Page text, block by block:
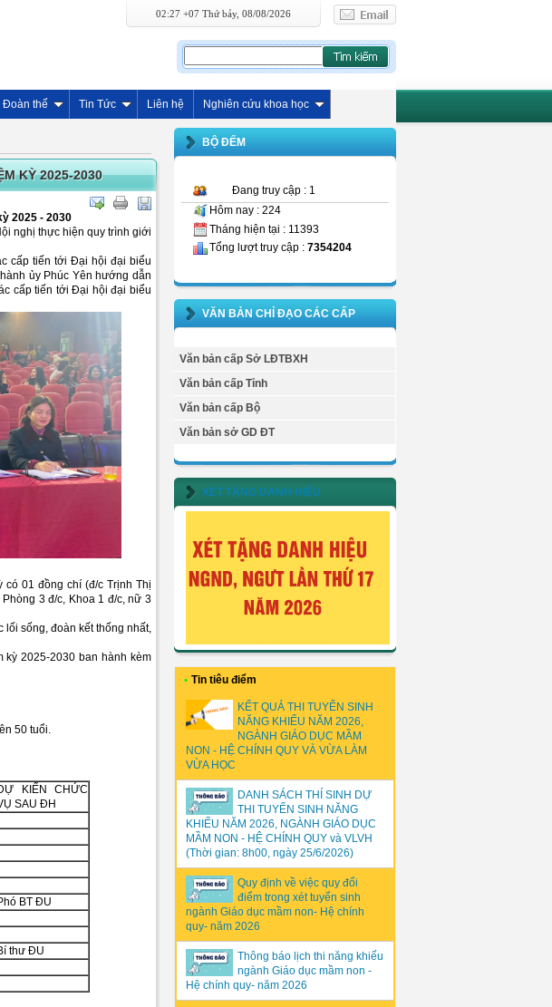
02:27 +07 Thứ bảy, 08/08/2026
Đoàn thể Tin Tức Liên hệ Nghiên cứu khoa học
KỲ 2025-2030
2025 - 2030
nghị thực hiện quy trình giới
cấp tiến tới Đại hội đại biểu
ủy Phúc Yên hướng dẫn
cấp tiến tới Đại hội đại biểu
01 đồng chí (đ/c Trịnh Thị
3 đ/c, Khoa 1 đ/c, nữ 3
sống, đoàn kết thống nhất,
2025-2030 ban hành kèm
50 tuổi.
KIẾN CHỨC
SAU ĐH
BT ĐU
thư ĐU
BỘ ĐẾM
Đang truy cập : 1
Hôm nay : 224
Tháng hiện tại : 11393
Tổng lượt truy cập : 7354204
VĂN BẢN CHỈ ĐẠO CÁC CẤP
Văn bản cấp Sở LĐTBXH
Văn bản cấp Tỉnh
Văn bản cấp Bộ
Văn bản sở GD ĐT
XÉT TẶNG DANH HIỆU
• Tin tiêu điểm
KẾT QUẢ THI TUYỂN SINH
NĂNG KHIẾU NĂM 2026,
NGÀNH GIÁO DỤC MẦM
NON - HỆ CHÍNH QUY VÀ VỪA LÀM
VỪA HỌC
DANH SÁCH THÍ SINH DỰ
THI TUYỂN SINH NĂNG
KHIẾU NĂM 2026, NGÀNH GIÁO DỤC
MẦM NON - HỆ CHÍNH QUY và VLVH
(Thời gian: 8h00, ngày 25/6/2026)
Quy định về việc quy đổi
điểm trong xét tuyển sinh
ngành Giáo dục mầm non- Hệ chính
quy- năm 2026
Thông báo lịch thi năng khiếu
ngành Giáo dục mầm non -
Hệ chính quy- năm 2026